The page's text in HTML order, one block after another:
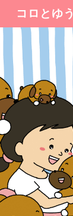
コロとゆう